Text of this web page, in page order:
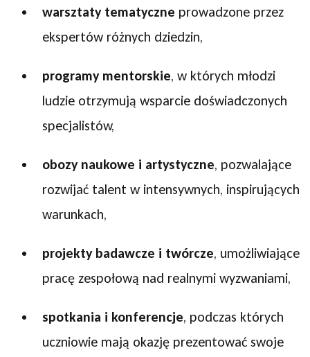
warsztaty tematyczne prowadzone przez
ekspertów różnych dziedzin,
programy mentorskie, w których młodzi
ludzie otrzymują wsparcie doświadczonych
specjalistów,
obozy naukowe i artystyczne, pozwalające
rozwijać talent w intensywnych, inspirujących
warunkach,
projekty badawcze i twórcze, umożliwiające
pracę zespołową nad realnymi wyzwaniami,
spotkania i konferencje, podczas których
uczniowie mają okazję prezentować swoje